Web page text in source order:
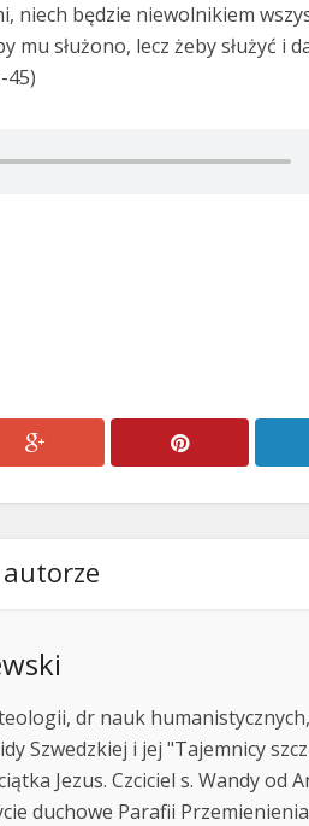
niech będzie niewolnikiem
mu służono, lecz żeby służyć i
45)
autorze
dr nauk
Szwedzkiej i jej "Tajemnicy
Jezus. Czciciel s. Wandy od
duchowe Parafii